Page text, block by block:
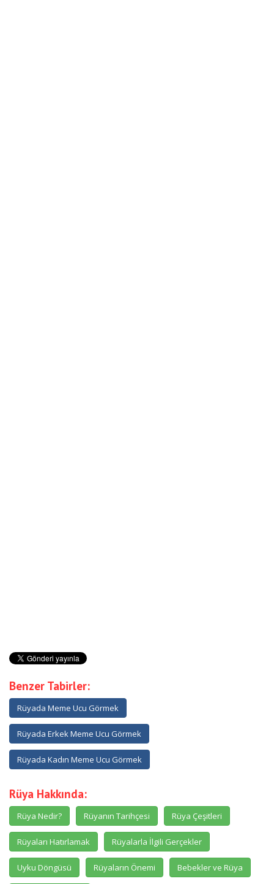
Benzer Tabirler:
Rüyada Meme Ucu Görmek
Rüyada Erkek Meme Ucu Görmek
Rüyada Kadın Meme Ucu Görmek
Rüya Hakkında:
Rüya Nedir? Rüyanın Tarihçesi Rüya Çeşitleri
Rüyaları Hatırlamak Rüyalarla İlgili Gerçekler
Uyku Döngüsü Rüyaların Önemi Bebekler ve Rüya